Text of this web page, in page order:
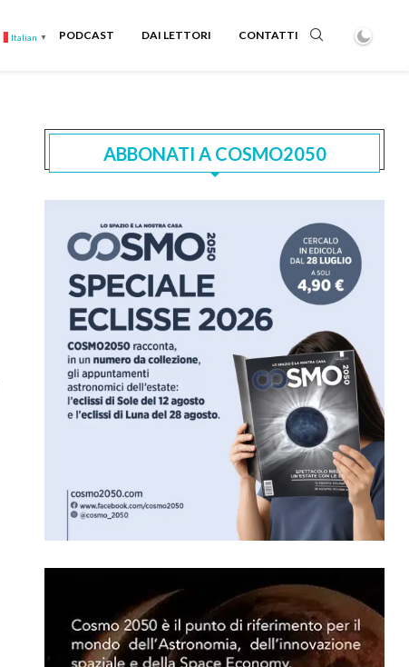
Italian ▼ PODCAST DAI LETTORI CONTATTI
ABBONATI A COSMO2050